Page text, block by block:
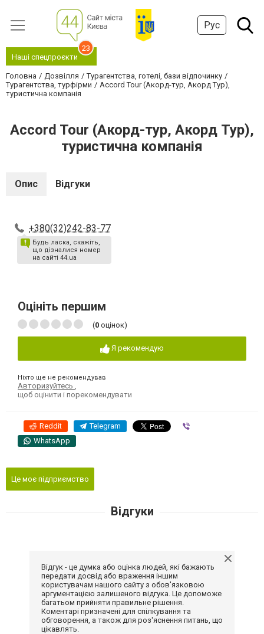
Рус
Наші спецпроєкти
23
Головна Дозвілля
Турагентства, готелі, бази відпочинку
Турагентства, турфірми
Accord Tour (Акорд-тур, Акорд Тур),
туристична компанія
Accord Tour (Акорд-тур, Акорд Тур),
туристична компанія
Опис Відгуки
+380(32)242-83-77
Будь ласка, скажіть,
що дізналися номер
на сайті 44.ua
Оцініть першим
(0 оцінок)
Я рекомендую
Ніхто ще не рекомендував
Авторизуйтесь
щоб оцінити і порекомендувати
Reddit Telegram
WhatsApp
Це моє підприємство
Відгуки
Відгук - це думка або оцінка людей, які бажають
передати досвід або враження іншим
користувачам нашого сайту з обов'язковою
аргументацією залишеного відгука. Це допоможе
багатьом прийняти правильне рішення.
Коментарі призначені для спілкування та
обговорення, а також для роз'яснення питань, що
цікавлять.